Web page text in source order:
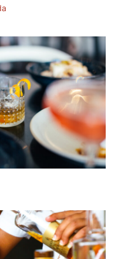
Poignées
le transporter
Plateau de lit
pour économiser de
et du rangement
: Le plateau de
déjeuner en bois peut
utilisé comme plateau
ou table de lit, le
total, facile à
partout. Ce
de service est facile
et à déplacer où
(L x P x
;
il est fermé